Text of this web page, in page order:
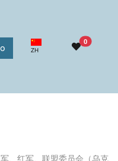
选择你的语音
ZH
0
、红军、联盟委员会（乌克